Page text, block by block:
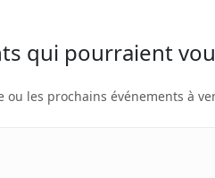
qui pourraient
ou les prochains événements à